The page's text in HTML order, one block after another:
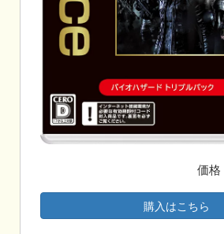
価格
購入はこちら